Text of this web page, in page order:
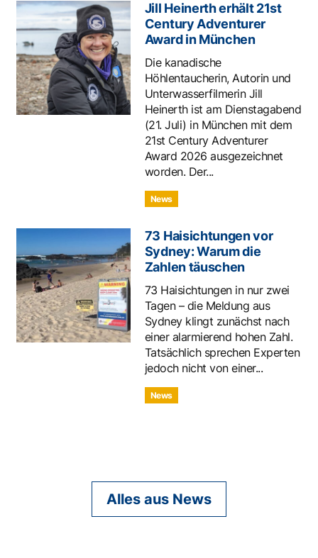
Jill Heinerth erhält 21st
Century Adventurer
Award in München
Die kanadische
Höhlentaucherin, Autorin und
Unterwasserfilmerin Jill
Heinerth ist am Dienstagabend
(21. Juli) in München mit dem
21st Century Adventurer
Award 2026 ausgezeichnet
worden. Der...
News
73 Haisichtungen vor
Sydney: Warum die
Zahlen täuschen
73 Haisichtungen in nur zwei
Tagen – die Meldung aus
Sydney klingt zunächst nach
einer alarmierend hohen Zahl.
Tatsächlich sprechen Experten
jedoch nicht von einer...
News
Alles aus News